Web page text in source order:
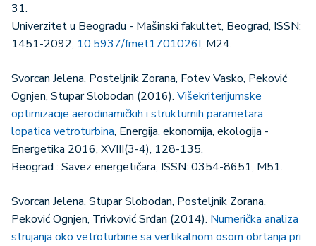
31.
Univerzitet u Beogradu - Mašinski fakultet, Beograd, ISSN:
1451-2092, 10.5937/fmet1701026I, M24.
Svorcan Jelena, Posteljnik Zorana, Fotev Vasko, Peković
Ognjen, Stupar Slobodan (2016). Višekriterijumske
optimizacije aerodinamičkih i strukturnih parametara
lopatica vetroturbina, Energija, ekonomija, ekologija -
Energetika 2016, XVIII(3-4), 128-135.
Beograd : Savez energetičara, ISSN: 0354-8651, M51.
Svorcan Jelena, Stupar Slobodan, Posteljnik Zorana,
Peković Ognjen, Trivković Srđan (2014). Numerička analiza
strujanja oko vetroturbine sa vertikalnom osom obrtanja pri